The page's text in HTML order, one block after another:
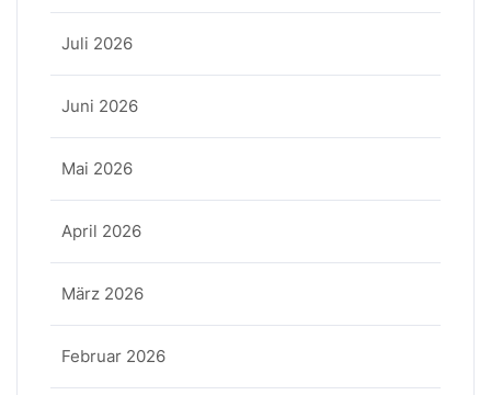
Juli 2026
Juni 2026
Mai 2026
April 2026
März 2026
Februar 2026